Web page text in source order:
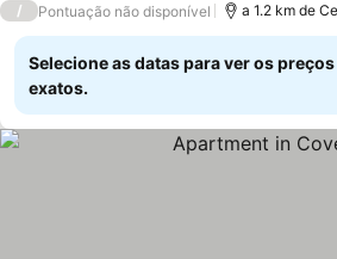
/ Pontuação não disponível a 1.2 km de
Selecione as datas para ver os preços
exatos.